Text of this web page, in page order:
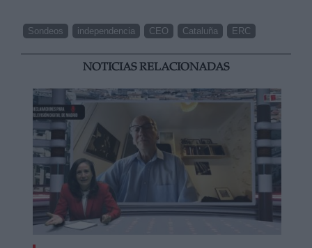
Sondeos independencia CEO Cataluña ERC
NOTICIAS RELACIONADAS